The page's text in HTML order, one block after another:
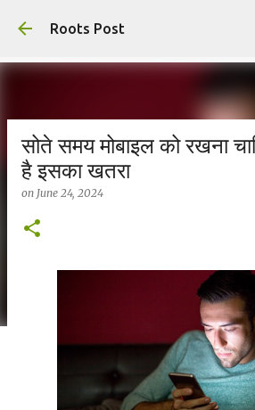
Roots Post
सोते समय मोबाइल को रखना
है इसका खतरा
on June 24, 2024